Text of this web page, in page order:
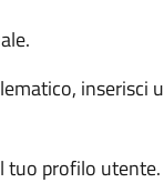
inserisci
tuo profilo utente.